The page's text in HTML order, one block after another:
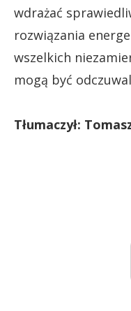
wdrażać
rozwiązania
wszelkich
mogą być
Tłumaczył: